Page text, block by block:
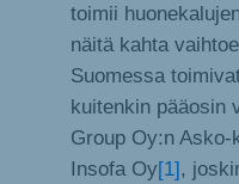
toimii
näitä kahta
Suomessa
kuitenkin pääosin
Group Oy:n Asko-
Insofa Oy[1] ,